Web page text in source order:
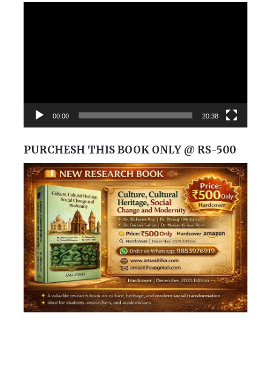
00:00 20:38
PURCHESH THIS BOOK ONLY @ RS-500